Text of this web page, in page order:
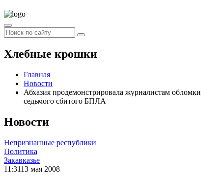
Хлебные крошки
Главная
Новости
Абхазия продемонстрировала журналистам обломки
седьмого сбитого БПЛА
Новости
Непризнанные республики
Политика
Закавказье
11:3113 мая 2008